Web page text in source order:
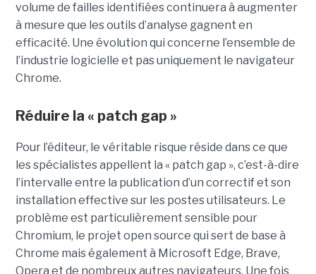
volume de failles identifiées continuera à augmenter
à mesure que les outils d’analyse gagnent en
efficacité. Une évolution qui concerne l’ensemble de
l’industrie logicielle et pas uniquement le navigateur
Chrome.
Réduire la « patch gap »
Pour l’éditeur, le véritable risque réside dans ce que
les spécialistes appellent la « patch gap », c’est-à-dire
l’intervalle entre la publication d’un correctif et son
installation effective sur les postes utilisateurs. Le
problème est particulièrement sensible pour
Chromium, le projet open source qui sert de base à
Chrome mais également à Microsoft Edge, Brave,
Opera et de nombreux autres navigateurs. Une fois